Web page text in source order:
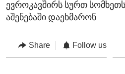
ევროკავშირს სურთ
აშენებაში დაეხმარონ
Share Follow us